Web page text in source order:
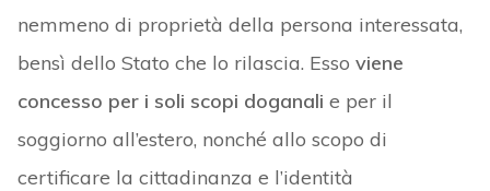
nemmeno di proprietà della persona interessata,
bensì dello Stato che lo rilascia. Esso viene
concesso per i soli scopi doganali e per il
soggiorno all’estero, nonché allo scopo di
certificare la cittadinanza e l’identità